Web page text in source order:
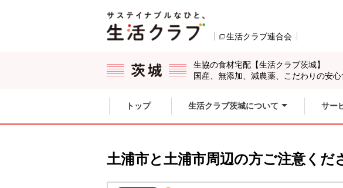
生活クラブ連合会 別のウィン
生協の食材宅配【生活クラブ茨城】
国産、無添加、減農薬、こだわりの安心
ここからサイト内共通メニューです。
サイト内共通メニューをスキップする
トップ 生活クラブ茨城について サー
土浦市と土浦市周辺の方ご注意くだ